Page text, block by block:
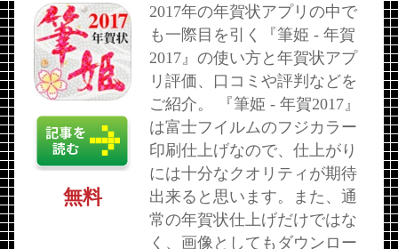
2017年の年賀状アプリの中で
も一際目を引く『筆姫 - 年賀
2017』の使い方と年賀状アプ
リ評価、口コミや評判などを
ご紹介。 『筆姫 - 年賀2017』
は富士フイルムのフジカラー
印刷仕上げなので、仕上がり
には十分なクオリティが期待
出来ると思います。また、通
常の年賀状仕上げだけではな
く、画像としてもダウンロー
無料